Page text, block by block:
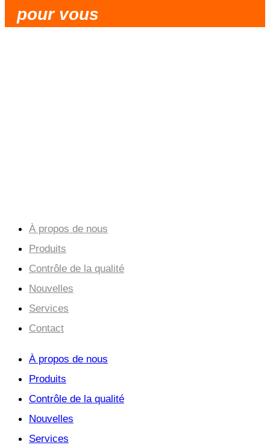
pour vous
À propos de nous
Produits
Contrôle de la qualité
Nouvelles
Services
Contact
À propos de nous
Produits
Contrôle de la qualité
Nouvelles
Services